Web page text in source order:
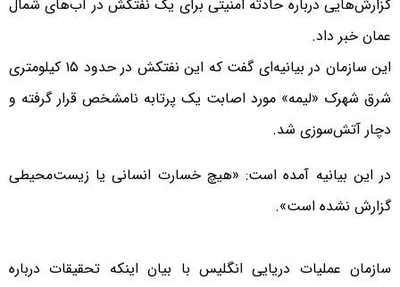
گزارش‌هایی درباره حادثه امنیتی برای یک نفتکش در آب‌های شمال
عمان خبر داد.
این سازمان در بیانیه‌ای گفت که این نفتکش در حدود ۱۵ کیلومتری
شرق شهرک «لیمه» مورد اصابت یک پرتابه نامشخص قرار گرفته و
دچار آتش‌سوزی شد.
در این بیانیه آمده است: «هیچ خسارت انسانی یا زیست‌محیطی
گزارش نشده است».
سازمان عملیات دریایی انگلیس با بیان اینکه تحقیقات درباره